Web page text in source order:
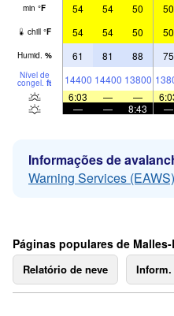
min °F 54 54 50 50
chill °F 54 54 50 50
Humid. % 61 81 88 75
Nível de
congel. ft 14400 14400 13800
6:03
— —
—
— 8:43 —
Informações de
Warning Services (EAWS)
Páginas populares de
Relatório de neve Inform.